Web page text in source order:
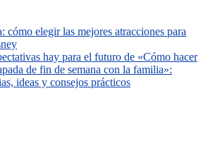
cómo elegir las mejores atracciones para
hay para el futuro de «Cómo hacer
de fin de semana con la familia»:
ideas y consejos prácticos